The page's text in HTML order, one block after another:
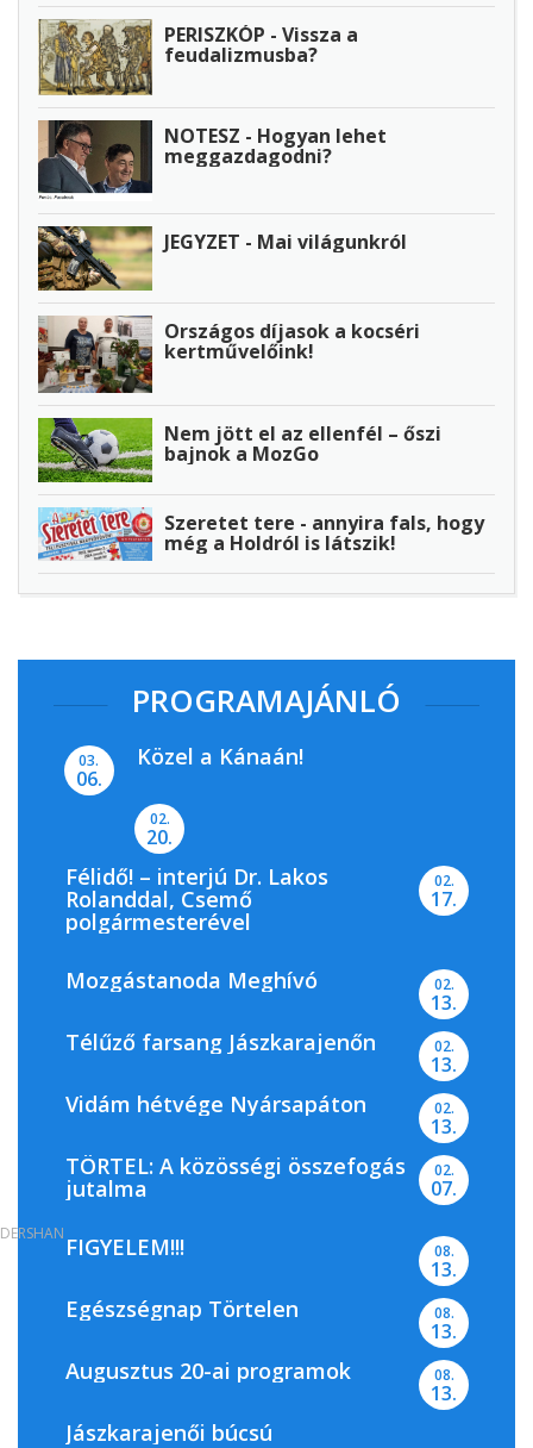
PERISZKÓP - Vissza a
feudalizmusba?
NOTESZ - Hogyan lehet
meggazdagodni?
JEGYZET - Mai világunkról
Országos díjasok a kocséri
kertművelőink!
Nem jött el az ellenfél – őszi
bajnok a MozGo
Szeretet tere - annyira fals, hogy
még a Holdról is látszik!
PROGRAMAJÁNLÓ
03.
06.
Közel a Kánaán!
02.
20.
Félidő! – interjú Dr. Lakos
Rolanddal, Csemő
polgármesterével
02.
17.
Mozgástanoda Meghívó 02.
13.
Télűző farsang Jászkarajenőn 02.
13.
Vidám hétvége Nyársapáton 02.
13.
TÖRTEL: A közösségi összefogás
jutalma
02.
07.
FIGYELEM!!! 08.
13.
Egészségnap Törtelen 08.
13.
Augusztus 20-ai programok 08.
13.
Jászkarajenői búcsú
DERSHAN